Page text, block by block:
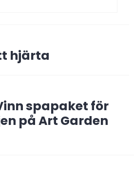
hjärta
spapaket för
på Art Garden